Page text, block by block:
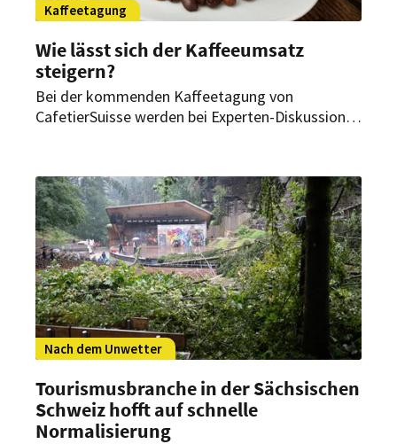
Kaffeetagung
Wie lässt sich der Kaffeeumsatz
steigern?
Bei der kommenden Kaffeetagung von
CafetierSuisse werden bei Experten-Diskussionen
zu steigern.
Nach dem Unwetter
Tourismusbranche in der Sächsischen
Schweiz hofft auf schnelle
Normalisierung